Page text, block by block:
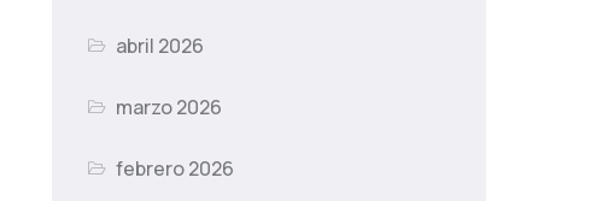
abril 2026
marzo 2026
febrero 2026